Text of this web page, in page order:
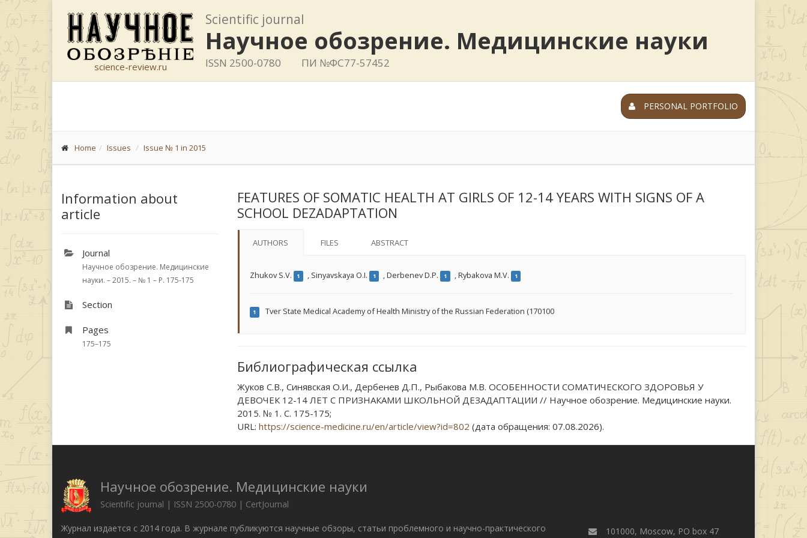
science-review.ru
Scientific journal
Научное обозрение. Медицинские науки
ISSN 2500-0780 ПИ №ФС77-57452
PERSONAL PORTFOLIO
Home Issues Issue № 1 in 2015
Information about
article
Journal
Научное обозрение. Медицинские
науки. – 2015. – № 1 – P. 175-175
Section
Pages
175–175
FEATURES OF SOMATIC HEALTH AT GIRLS OF 12-14 YEARS WITH SIGNS OF A
SCHOOL DEZADAPTATION
AUTHORS FILES ABSTRACT
Zhukov S.V. 1 , Sinyavskaya O.I. 1 ,Derbenev D.P. 1 ,Rybakova M.V. 1
1 Tver State Medical Academy of Health Ministry of the Russian Federation (170100
Библиографическая ссылка
Жуков С.В., Синявская О.И., Дербенев Д.П., Рыбакова М.В. ОСОБЕННОСТИ СОМАТИЧЕСКОГО ЗДОРОВЬЯ У
ДЕВОЧЕК 12-14 ЛЕТ С ПРИЗНАКАМИ ШКОЛЬНОЙ ДЕЗАДАПТАЦИИ // Научное обозрение. Медицинские науки.
2015. № 1. С. 175-175;
URL: https://science-medicine.ru/en/article/view?id=802 (дата обращения: 07.08.2026).
Научное обозрение. Медицинские науки
Scientific journal | ISSN 2500-0780 | CertJournal
Журнал издается с 2014 года. В журнале публикуются научные обзоры, статьи проблемного и научно-практического
101000, Moscow, PO box 47